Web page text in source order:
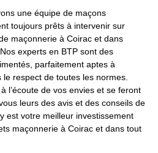
une équipe de maçons
toujours prêts à intervenir sur
maçonnerie à Coirac et dans
experts en BTP sont des
parfaitement aptes à
respect de toutes les normes.
l’écoute de vos envies et se feront
leurs des avis et des conseils de
est votre meilleur investissement
maçonnerie à Coirac et dans tout